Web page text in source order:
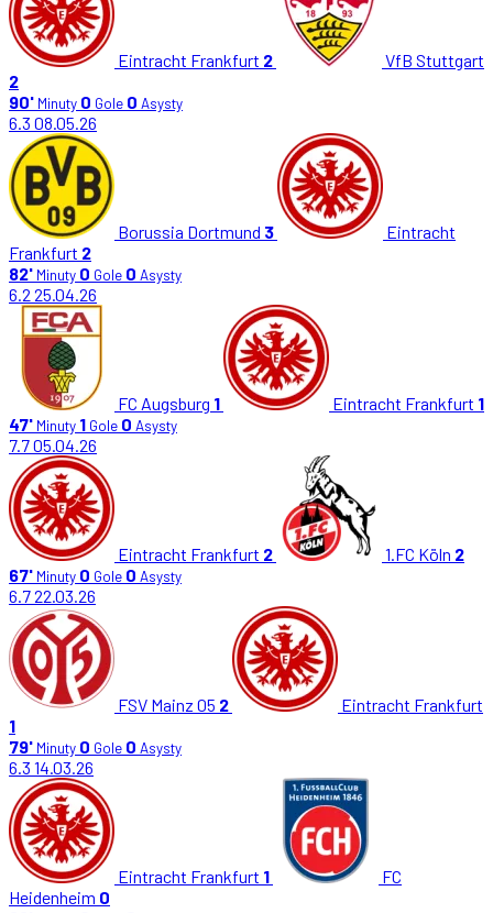
Eintracht Frankfurt 2
VfB Stuttgart
2
90' Minuty 0 Gole 0 Asysty
6.3 08.05.26
Borussia Dortmund 3
Eintracht
Frankfurt 2
82' Minuty 0 Gole 0 Asysty
6.2 25.04.26
FC Augsburg 1 Eintracht Frankfurt 1
47' Minuty 1 Gole 0 Asysty
7.705.04.26
Eintracht Frankfurt 2 1.FC Köln 2
67' Minuty 0 Gole 0 Asysty
6.722.03.26
FSV Mainz 05 2
Eintracht Frankfurt
1
79' Minuty 0 Gole 0 Asysty
6.3 14.03.26
Eintracht Frankfurt 1
FC
Heidenheim 0